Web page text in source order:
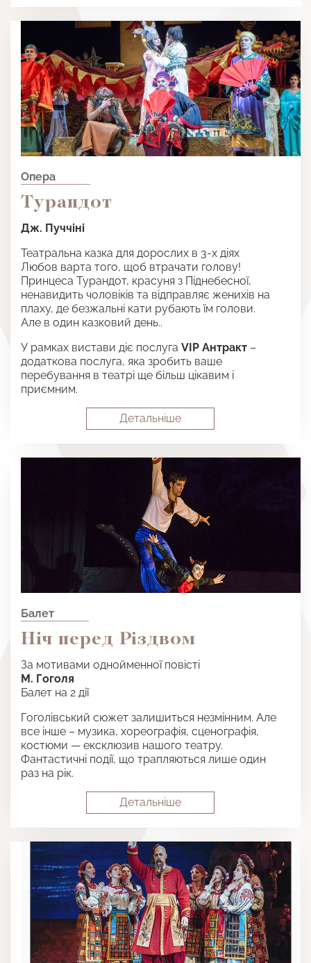
Опера
Турандот
Дж. Пуччіні
Театральна казка для дорослих в 3-х діях
Любов варта того, щоб втрачати голову!
Принцеса Турандот, красуня з Піднебесної,
ненавидить чоловіків та відправляє женихів на
плаху, де безжальні кати рубають їм голови.
Але в один казковий день..
У рамках вистави діє послуга VIP Антракт –
додаткова послуга, яка зробить ваше
перебування в театрі ще більш цікавим і
приємним.
Детальнiше
Балет
Ніч перед Різдвом
За мотивами однойменної повісті
М. Гоголя
Балет на 2 дії
Гоголівський сюжет залишиться незмінним. Але
все інше – музика, хореографія, сценографія,
костюми — ексклюзив нашого театру.
Фантастичні події, що трапляються лише один
раз на рік.
Детальнiше